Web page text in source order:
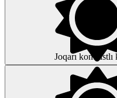
Joqarı